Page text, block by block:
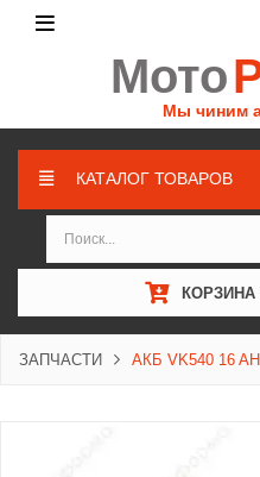
Мото
Мы чиним
КАТАЛОГ ТОВАРОВ
ЗАПЧАСТИ АКБ VK540 16